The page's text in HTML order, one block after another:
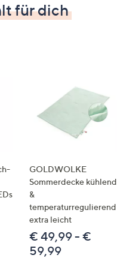
für dich
GOLDWOLKE
Sommerdecke kühlend
&
temperaturregulierend
extra leicht
€ 49,99 - €
59,99